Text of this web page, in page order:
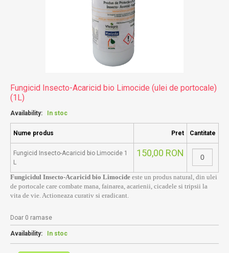
Fungicid Insecto-Acaricid bio Limocide (ulei de portocale)
(1L)
Availability: In stoc
Nume produs Pret Cantitate
Fungicid Insecto-Acaricid bio Limocide 1
L
150,00 RON
Fungicidul Insecto-Acaricid bio Limocideeste un produs natural, din ulei
de portocale care combate mana, fainarea, acarienii, cicadele si tripsii la
vita de vie. Actioneaza curativ si eradicant.
Doar 0 ramase
Availability: In stoc